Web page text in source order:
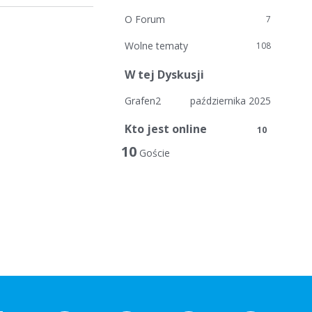
7
O Forum
108
Wolne tematy
W tej Dyskusji
października 2025
Grafen2
Kto jest online 10
10 Goście